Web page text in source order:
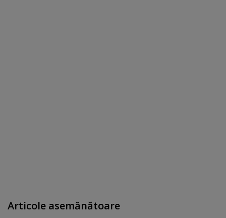
Articole asemănătoare